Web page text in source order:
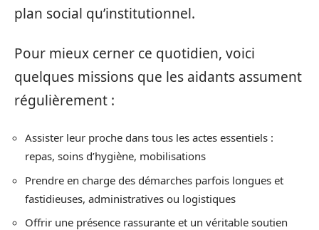
plan social qu’institutionnel.
Pour mieux cerner ce quotidien, voici
quelques missions que les aidants assument
régulièrement :
Assister leur proche dans tous les actes essentiels :
repas, soins d’hygiène, mobilisations
Prendre en charge des démarches parfois longues et
fastidieuses, administratives ou logistiques
Offrir une présence rassurante et un véritable soutien